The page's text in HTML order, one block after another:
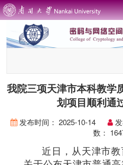
我院三项天津市本科教学
划项目顺利通
发布时间： 2025-10-14
数：
近日，从天津市